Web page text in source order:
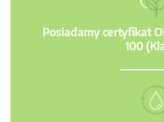
Posiadamy certyfikat
100